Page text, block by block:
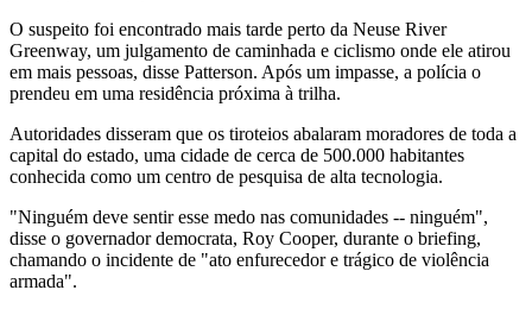
O suspeito foi encontrado mais tarde perto da Neuse River
Greenway, um julgamento de caminhada e ciclismo onde ele atirou
em mais pessoas, disse Patterson. Após um impasse, a polícia o
prendeu em uma residência próxima à trilha.
Autoridades disseram que os tiroteios abalaram moradores de toda a
capital do estado, uma cidade de cerca de 500.000 habitantes
conhecida como um centro de pesquisa de alta tecnologia.
"Ninguém deve sentir esse medo nas comunidades -- ninguém",
disse o governador democrata, Roy Cooper, durante o briefing,
chamando o incidente de "ato enfurecedor e trágico de violência
armada".